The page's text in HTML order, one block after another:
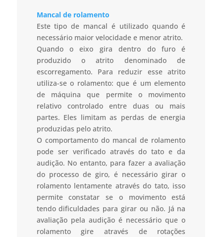
Mancal de rolamento
Este tipo de mancal é utilizado quando é
necessário maior velocidade e menor atrito.
Quando o eixo gira dentro do furo é
produzido o atrito denominado de
escorregamento. Para reduzir esse atrito
utiliza-se o rolamento: que é um elemento
de máquina que permite o movimento
relativo controlado entre duas ou mais
partes. Eles limitam as perdas de energia
produzidas pelo atrito.
O comportamento do mancal de rolamento
pode ser verificado através do tato e da
audição. No entanto, para fazer a avaliação
do processo de giro, é necessário girar o
rolamento lentamente através do tato, isso
permite constatar se o movimento está
tendo dificuldades para girar ou não. Já na
avaliação pela audição é necessário que o
rolamento gire através de rotações